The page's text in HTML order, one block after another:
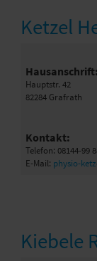
Ketzel
Hausanschrift:
Hauptstr. 42
82284 Grafrath
Kontakt:
Telefon: 08144-99
E-Mail: physio-
Kiebele